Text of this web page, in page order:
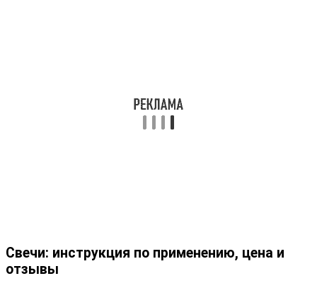
Свечи: инструкция по применению, цена и
отзывы